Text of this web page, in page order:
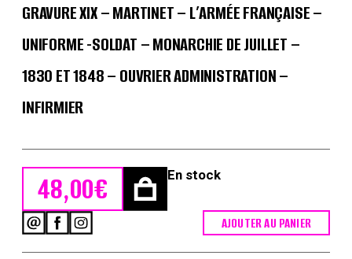
GRAVURE XIX – MARTINET – L’ARMÉE FRANÇAISE –
UNIFORME -SOLDAT – MONARCHIE DE JUILLET –
1830 ET 1848 – OUVRIER ADMINISTRATION –
INFIRMIER
48,00€ En stock
AJOUTER AU PANIER